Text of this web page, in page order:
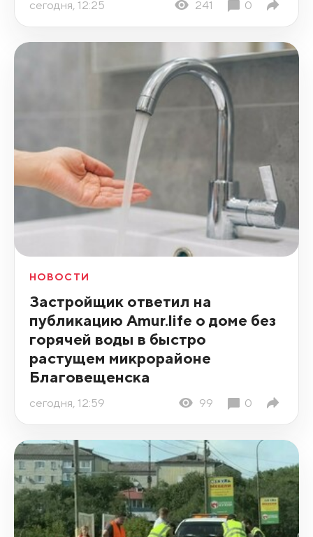
сегодня, 12:25 241 0
НОВОСТИ
Застройщик ответил на
публикацию Amur.life о доме без
горячей воды в быстро
растущем микрорайоне
Благовещенска
сегодня, 12:59 99 0